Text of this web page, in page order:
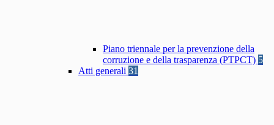
Piano triennale per la prevenzione della
corruzione e della trasparenza (PTPCT) 5
Atti generali 31